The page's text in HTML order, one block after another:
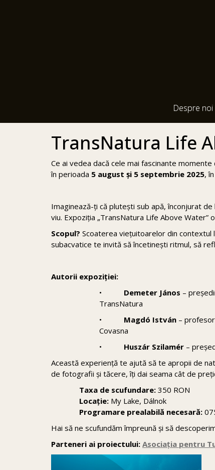
Despre noi
TransNatura Life
Ce ai vedea dacă cele mai fascinante
în perioada 5 august și 5 septembrie 2025,
Imaginează-ți că plutești sub apă, înconjurat
viu. Expoziția „TransNatura Life Above
Scopul? Scoaterea viețuitoarelor din contextul
subacvatice te invită să încetinești ritmul, să
Autorii expoziției:
• Demeter János –
TransNatura
• Magdó István –
Covasna
• Huszár Szilamér –
Această experiență te ajută să te apropii de
de fotografii și tăcere, îți dai seama cât de
Taxa de scufundare: 350 RON
Locație: My Lake, Dálnok
Programare prealabilă necesară:
Hai să ne scufundăm împreună și să
Parteneri ai proiectului: Asociația pentru